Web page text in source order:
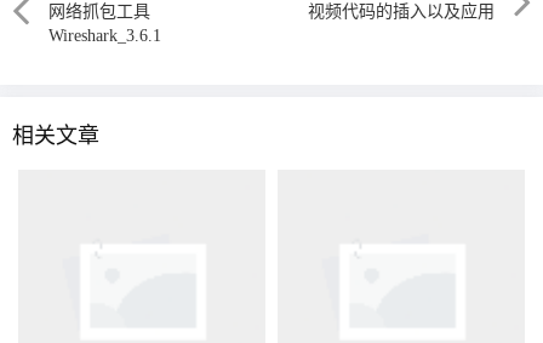
网络抓包工具
Wireshark_3.6.1
视频代码的插入以及应用
相关文章